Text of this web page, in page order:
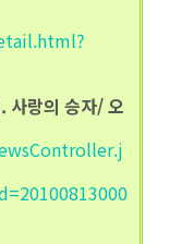
사랑의 승자/ 오